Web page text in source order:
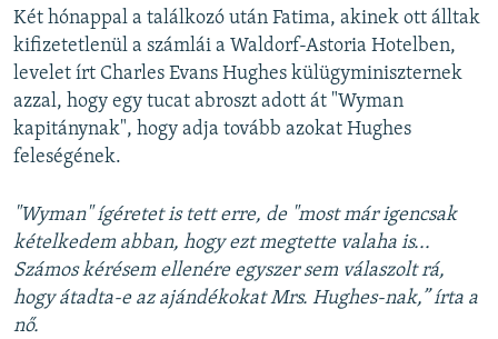
Két hónappal a találkozó után Fatima, akinek ott álltak
kifizetetlenül a számlái a Waldorf-Astoria Hotelben,
levelet írt Charles Evans Hughes külügyminiszternek
azzal, hogy egy tucat abroszt adott át "Wyman
kapitánynak", hogy adja tovább azokat Hughes
feleségének.
"Wyman" ígéretet is tett erre, de "most már igencsak
kételkedem abban, hogy ezt megtette valaha is...
Számos kérésem ellenére egyszer sem válaszolt rá,
hogy átadta-e az ajándékokat Mrs. Hughes-nak,” írta a
nő.